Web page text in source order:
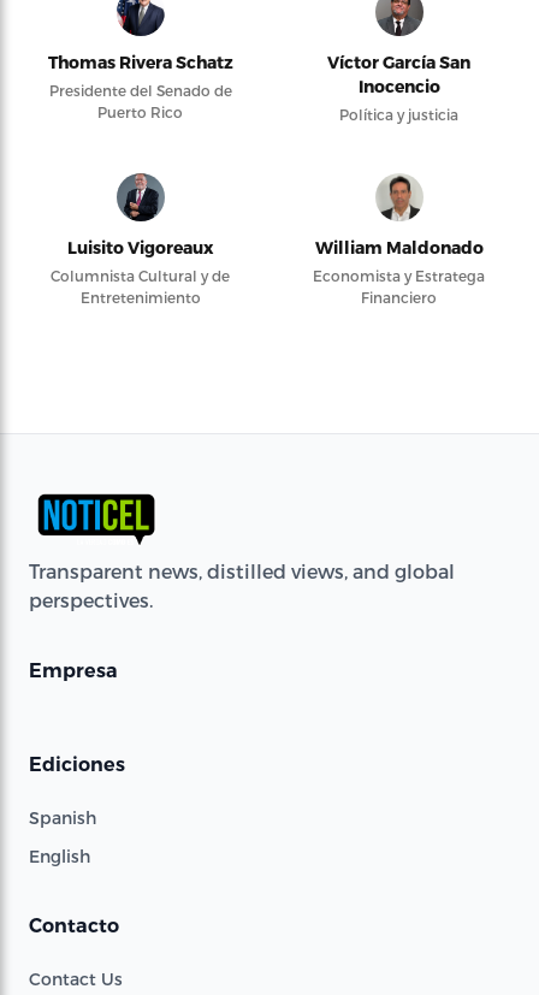
Thomas Rivera Schatz
Presidente del Senado de
Puerto Rico
Víctor García San
Inocencio
Política y justicia
Luisito Vigoreaux
Columnista Cultural y de
Entretenimiento
William Maldonado
Economista y Estratega
Financiero
Transparent news, distilled views, and global
perspectives.
Empresa
Ediciones
Spanish
English
Contacto
Contact Us